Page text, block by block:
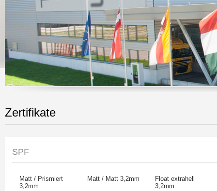
Zertifikate
SPF
Matt / Prismiert
3,2mm
Matt / Matt 3,2mm
Float extrahell
3,2mm